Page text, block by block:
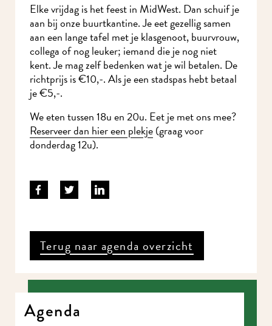
Elke vrijdag is het feest in MidWest. Dan schuif je
aan bij onze buurtkantine. Je eet gezellig samen
aan een lange tafel met je klasgenoot, buurvrouw,
collega of nog leuker; iemand die je nog niet
kent. Je mag zelf bedenken wat je wil betalen. De
richtprijs is €10,-. Als je een stadspas hebt betaal
je €5,-.
We eten tussen 18u en 20u. Eet je met ons mee?
Reserveer dan hier een plekje(graag voor
donderdag 12u).
Terug naar agenda overzicht
Agenda